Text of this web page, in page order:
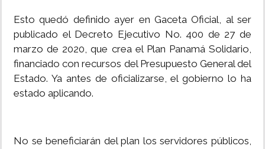
Esto quedó definido ayer en Gaceta Oficial, al ser
publicado el Decreto Ejecutivo No. 400 de 27 de
marzo de 2020, que crea el Plan Panamá Solidario,
financiado con recursos del Presupuesto General del
Estado. Ya antes de oficializarse, el gobierno lo ha
estado aplicando.
No se beneficiarán del plan los servidores públicos,